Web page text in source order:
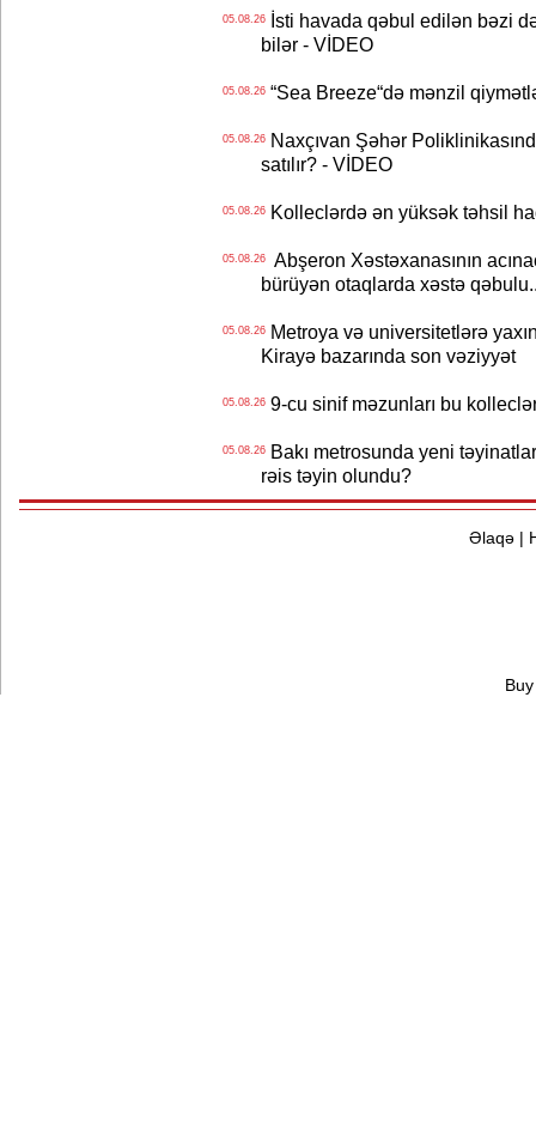
05.08.26İsti havada qəbul edilən bəzi
bilər - VİDEO
05.08.26“Sea Breeze“də mənzil
05.08.26Naxçıvan Şəhər
satılır? - VİDEO
05.08.26Kolleclərdə ən yüksək təhsil
05.08.26Abşeron Xəstəxanasının
bürüyən otaqlarda xəstə
05.08.26Metroya və universitetlərə
Kirayə bazarında son vəziyyət
05.08.269-cu sinif məzunları bu
05.08.26Bakı metrosunda yeni
rəis təyin olundu?
Əlaqə|